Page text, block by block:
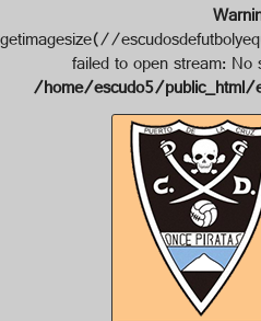
getimagesize(//
failed to open stream:
/home/escudo5/public_html/